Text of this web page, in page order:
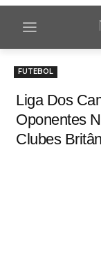
FUTEBOL
Liga Dos
Oponentes
Clubes